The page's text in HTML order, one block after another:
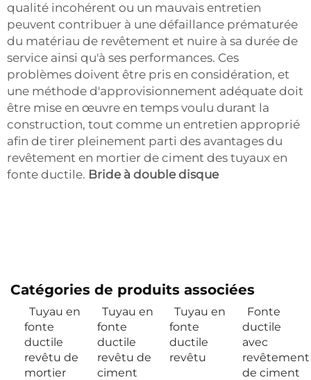
qualité incohérent ou un mauvais entretien
peuvent contribuer à une défaillance prématurée
du matériau de revêtement et nuire à sa durée de
service ainsi qu'à ses performances. Ces
problèmes doivent être pris en considération, et
une méthode d'approvisionnement adéquate doit
être mise en œuvre en temps voulu durant la
construction, tout comme un entretien approprié
afin de tirer pleinement parti des avantages du
revêtement en mortier de ciment des tuyaux en
fonte ductile. Bride à double disque
Catégories de produits associées
Tuyau en
fonte
ductile
revêtu de
mortier
Tuyau en
fonte
ductile
revêtu de
ciment
Tuyau en
fonte
ductile
revêtu
Fonte
ductile
avec
revêtement
de ciment